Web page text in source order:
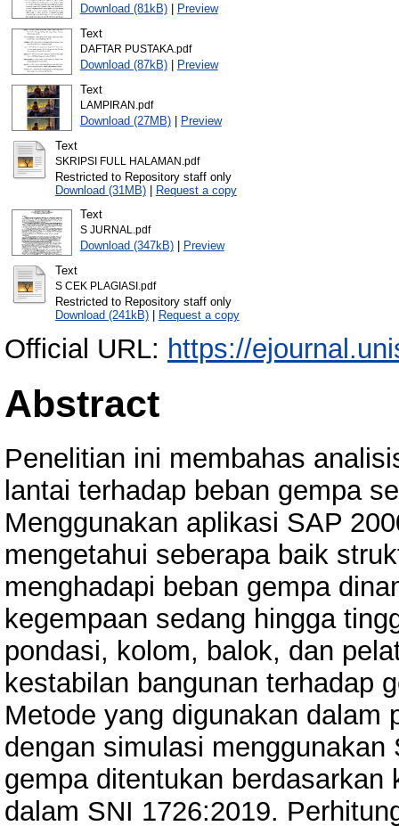
Download (81kB)|
Preview
Text
DAFTAR PUSTAKA.pdf
Download (87kB)|
Preview
Text
LAMPIRAN.pdf
Download (27MB)|
Preview
Text
SKRIPSI FULL HALAMAN.pdf
Restricted to Repository staff only
Download (31MB)| Request a copy
Text
S JURNAL.pdf
Download (347kB)|
Preview
Text
S CEK PLAGIASI.pdf
Restricted to Repository staff only
Download (241kB)| Request a copy
Official URL: https://
Abstract
Penelitian ini membahas
lantai terhadap beban gempa
Menggunakan aplikasi SAP
mengetahui seberapa baik
menghadapi beban gempa
kegempaan sedang hingga
pondasi, kolom, balok, dan
kestabilan bangunan terhadap
Metode yang digunakan dalam
dengan simulasi
gempa ditentukan
dalam SNI 1726:2019.